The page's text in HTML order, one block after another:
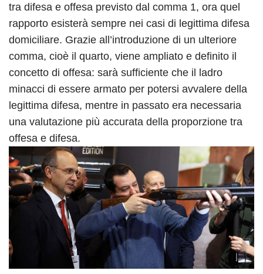
tra difesa e offesa previsto dal comma 1, ora quel
rapporto esisterà sempre nei casi di legittima difesa
domiciliare. Grazie all’introduzione di un ulteriore
comma, cioè il quarto, viene ampliato e definito il
concetto di offesa: sarà sufficiente che il ladro
minacci di essere armato per potersi avvalere della
legittima difesa, mentre in passato era necessaria
una valutazione più accurata della proporzione tra
offesa e difesa.